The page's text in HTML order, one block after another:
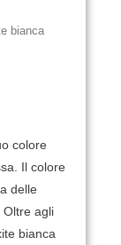
bianca
colore
Il colore
delle
Oltre agli
bianca